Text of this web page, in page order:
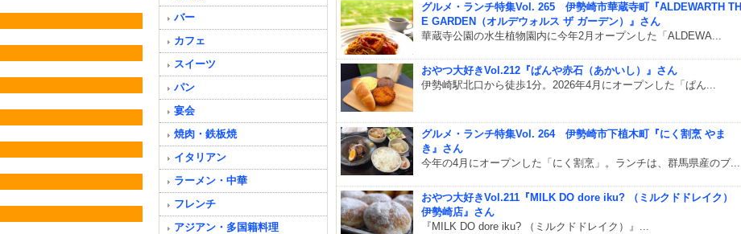
グルメ・ランチ特集Vol. 265 伊勢崎市華蔵寺町『ALDEWARTH TH
E GARDEN（オルデウォルス ザ ガーデン）』さん
華蔵寺公園の水生植物園内に今年2月オープンした「ALDEWA...
おやつ大好きVol.212『ぱんや赤石（あかいし）』さん
伊勢崎駅北口から徒歩1分。2026年4月にオープンした「ぱん...
グルメ・ランチ特集Vol. 264 伊勢崎市下植木町『にく割烹 やま
き』さん
今年の4月にオープンした「にく割烹」。ランチは、群馬県産のブ...
おやつ大好きVol.211『MILK DO dore iku? （ミルクドドレイク）
伊勢崎店』さん
『MILK DO dore iku? （ミルクドドレイク）』...
バー
カフェ
スイーツ
パン
宴会
焼肉・鉄板焼
イタリアン
ラーメン・中華
フレンチ
アジアン・多国籍料理